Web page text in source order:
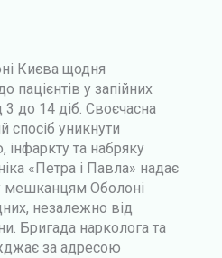
Києва щодня
пацієнтів у запійних
3 до 14 діб. Своєчасна
спосіб уникнути
інфаркту та набряку
«Петра і Павла» надає
мешканцям Оболоні
незалежно від
Бригада нарколога та
за адресою